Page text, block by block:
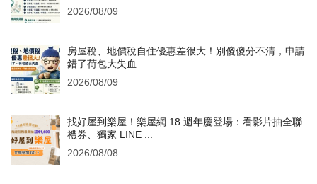
2026/08/09
房屋稅、地價稅自住優惠差很大！別傻傻分不清，申請
錯了荷包大失血
2026/08/09
找好屋到樂屋！樂屋網 18 週年慶登場：看影片抽全聯
禮券、獨家 LINE ...
2026/08/08